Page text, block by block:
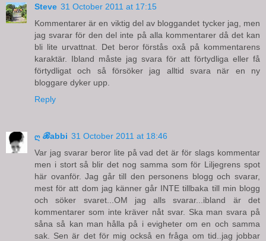
Steve 31 October 2011 at 17:15
Kommentarer är en viktig del av bloggandet tycker jag, men
jag svarar för den del inte på alla kommentarer då det kan
bli lite urvattnat. Det beror förstås oxå på kommentarens
karaktär. Ibland måste jag svara för att förtydliga eller få
förtydligat och så försöker jag alltid svara när en ny
bloggare dyker upp.
Reply
ღ ℬabbi 31 October 2011 at 18:46
Var jag svarar beror lite på vad det är för slags kommentar
men i stort så blir det nog samma som för Liljegrens spot
här ovanför. Jag går till den personens blogg och svarar,
mest för att dom jag känner går INTE tillbaka till min blogg
och söker svaret...OM jag alls svarar...ibland är det
kommentarer som inte kräver nåt svar. Ska man svara på
såna så kan man hålla på i evigheter om en och samma
sak. Sen är det för mig också en fråga om tid..jag jobbar